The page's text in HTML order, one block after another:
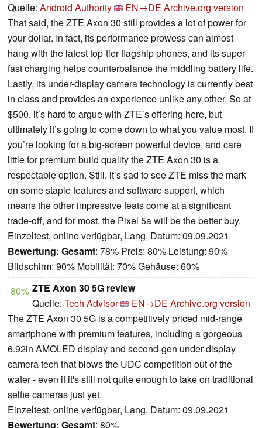
Quelle: Android Authority EN→DE Archive.org version
That said, the ZTE Axon 30 still provides a lot of power for
your dollar. In fact, its performance prowess can almost
hang with the latest top-tier flagship phones, and its super-
fast charging helps counterbalance the middling battery life.
Lastly, its under-display camera technology is currently best
in class and provides an experience unlike any other. So at
$500, it’s hard to argue with ZTE’s offering here, but
ultimately it’s going to come down to what you value most. If
you’re looking for a big-screen powerful device, and care
little for premium build quality the ZTE Axon 30 is a
respectable option. Still, it’s sad to see ZTE miss the mark
on some staple features and software support, which
means the other impressive feats come at a significant
trade-off, and for most, the Pixel 5a will be the better buy.
Einzeltest, online verfügbar, Lang, Datum: 09.09.2021
Bewertung: Gesamt: 78% Preis: 80% Leistung: 90%
Bildschirm: 90% Mobilität: 70% Gehäuse: 60%
80% ZTE Axon 30 5G review
Quelle: Tech Advisor EN→DE Archive.org version
The ZTE Axon 30 5G is a competitively priced mid-range
smartphone with premium features, including a gorgeous
6.92in AMOLED display and second-gen under-display
camera tech that blows the UDC competition out of the
water - even if it's still not quite enough to take on traditional
selfie cameras just yet.
Einzeltest, online verfügbar, Lang, Datum: 09.09.2021
Bewertung: Gesamt: 80%